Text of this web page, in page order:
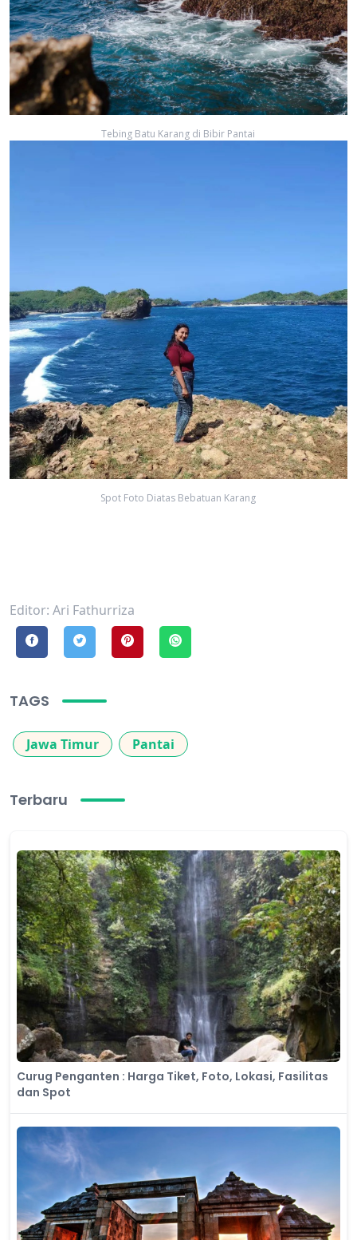
Tebing Batu Karang di Bibir Pantai
Spot Foto Diatas Bebatuan Karang
Editor: Ari Fathurriza
TAGS
Jawa Timur Pantai
Terbaru
Curug Penganten : Harga Tiket, Foto, Lokasi, Fasilitas
dan Spot